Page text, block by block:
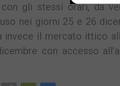
gli stessi orari, da
nei giorni 25 e 26
invece il mercato ittico
con accesso